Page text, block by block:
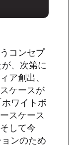
コンセプ
、次第に
ア創出、
ケースが
ワイトボ
スケース
して今
ンのため